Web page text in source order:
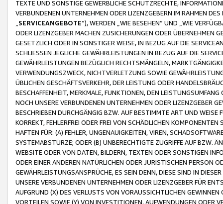
TEXTE UND SONSTIGE GEWERBLICHE SCHUTZRECHTE,
VERBUNDENEN UNTERNEHMEN ODER LIZENZGEBERN IM RAHMEN
SERVICEANGEBOTE“), WERDEN „WIE BESEHEN“ UND „WIE
ODER LIZENZGEBER MACHEN ZUSICHERUNGEN ODER ÜBERNEHMEN
GESETZLICH ODER IN SONSTIGER WEISE, IN BEZUG AUF DIE
SCHLIESSEN JEGLICHE GEWÄHRLEISTUNGEN IN BEZUG AUF DIE
GEWÄHRLEISTUNGEN BEZÜGLICH RECHTSMÄNGELN,
VERWENDUNGSZWECK, NICHTVERLETZUNG SOWIE
ÜBLICHEN GESCHÄFTSVERKEHR, DER LEISTUNG ODER
BESCHAFFENHEIT, MERKMALE, FUNKTIONEN, DEN
NOCH UNSERE VERBUNDENEN UNTERNEHMEN ODER LIZENZGEBER
BESCHRIEBEN DURCHGÄNGIG BZW. AUF BESTIMMTE ART UND
KORREKT, FEHLERFREI ODER FREI VON SCHÄDLICHEN
HAFTEN FÜR: (A) FEHLER, UNGENAUIGKEITEN, VIREN,
SYSTEMABSTÜRZE; ODER (B) UNBERECHTIGTE ZUGRIFFE AUF BZW.
WEBSITE ODER VON DATEN, BILDERN, TEXTEN ODER SONSTIGEN
ODER EINER ANDEREN NATÜRLICHEN ODER JURISTISCHEN PERSON
GEWÄHRLEISTUNGSANSPRÜCHE, ES SEIN DENN, DIESE SIND IN
UNSERE VERBUNDENEN UNTERNEHMEN ODER LIZENZGEBER FÜR
AUFGRUND (X) DES VERLUSTS VON VORAUSSICHTLICHEN
VORTEILEN SOWIE (Y) VON INVESTITIONEN, AUFWENDUNGEN ODER